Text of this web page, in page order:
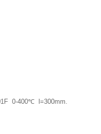
0-400℃ l=300mm.